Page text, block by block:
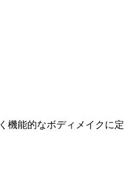
機能的なボディメイクに定